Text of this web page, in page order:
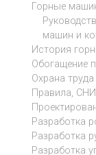
Горные
машин и
История
Обогащение
Охрана труда
Правила,
Разработка
Разработка
Разработка